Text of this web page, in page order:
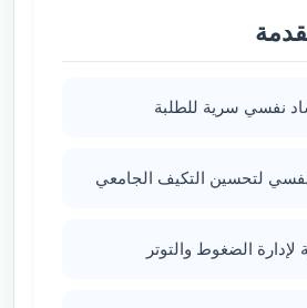
نفسي سرية للطلبة
لتحسين التكيف الجامعي
لإدارة الضغوط والتوتر